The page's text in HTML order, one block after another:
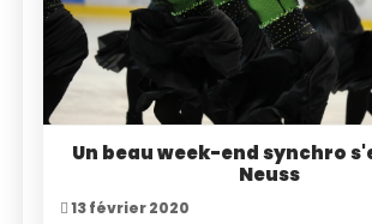
Un beau week-end synchro
Neuss
13 février 2020